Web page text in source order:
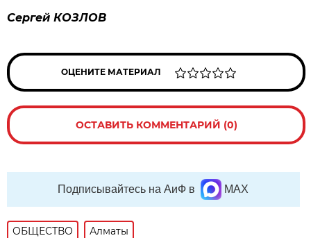
Сергей КОЗЛОВ
ОЦЕНИТЕ МАТЕРИАЛ
ОСТАВИТЬ КОММЕНТАРИЙ (0)
Подписывайтесь на АиФ в MAX
ОБЩЕСТВО Алматы